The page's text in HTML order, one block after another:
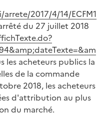
2017/4/14/ECFM1
du 27 juillet 2018
les acheteurs publics la
de la commande
2018, les acheteurs
d'attribution au plus
du marché.